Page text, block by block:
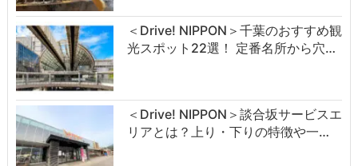
＜Drive! NIPPON＞千葉のおすすめ観
光スポット22選！ 定番名所から穴…
＜Drive! NIPPON＞談合坂サービスエ
リアとは？上り・下りの特徴や一…